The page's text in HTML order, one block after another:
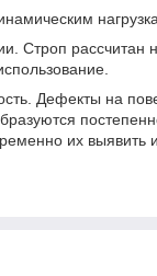
Строп рассчитан
Дефекты на
их выявить